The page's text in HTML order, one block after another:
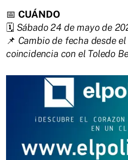
📅 CUÁNDO
🗓️ Sábado 24 de mayo de
📌 Cambio de fecha desde
coincidencia con el Toledo